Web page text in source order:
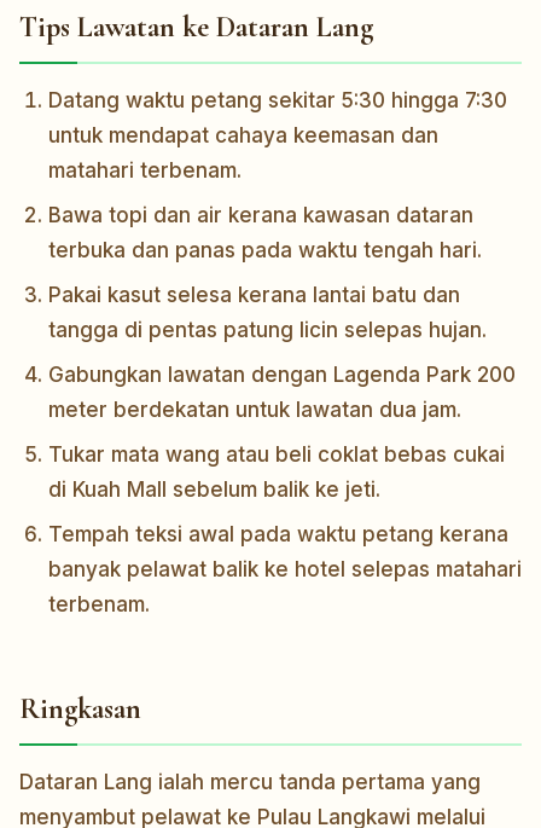
Tips Lawatan ke Dataran Lang
Datang waktu petang sekitar 5:30 hingga 7:30
untuk mendapat cahaya keemasan dan
matahari terbenam.
Bawa topi dan air kerana kawasan dataran
terbuka dan panas pada waktu tengah hari.
Pakai kasut selesa kerana lantai batu dan
tangga di pentas patung licin selepas hujan.
Gabungkan lawatan dengan Lagenda Park 200
meter berdekatan untuk lawatan dua jam.
Tukar mata wang atau beli coklat bebas cukai
di Kuah Mall sebelum balik ke jeti.
Tempah teksi awal pada waktu petang kerana
banyak pelawat balik ke hotel selepas matahari
terbenam.
Ringkasan
Dataran Lang ialah mercu tanda pertama yang
menyambut pelawat ke Pulau Langkawi melalui